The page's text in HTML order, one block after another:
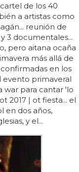
de los 40
a artistas como
reunión de
3 documentales...
pero aitana ocaña
más allá de
confirmadas en los
evento primaveral
war para cantar 'lo
2017 | ot fiesta... el
en dos años,
y el...